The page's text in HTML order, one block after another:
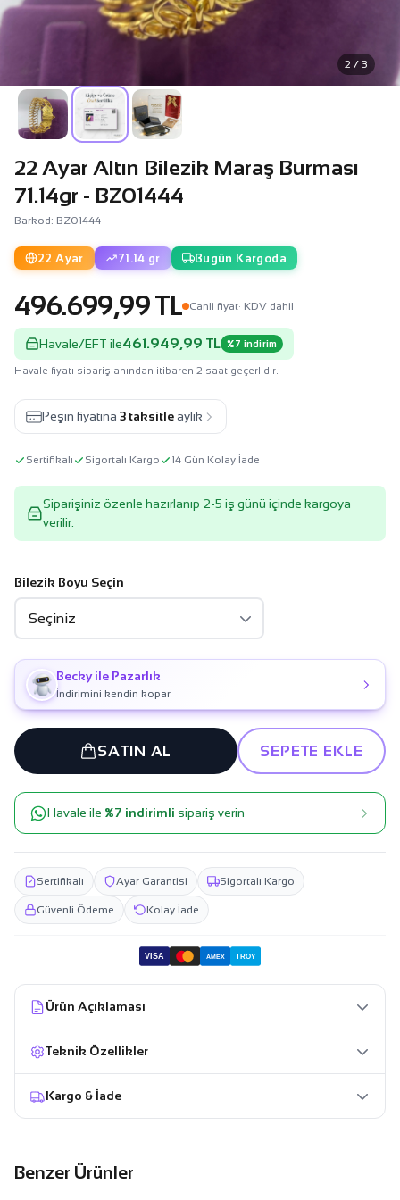
2 / 3
22 Ayar Altın Bilezik Maraş Burması
71.14gr - BZ01444
Barkod: BZ01444
22 Ayar 71.14 gr Bugün Kargoda
496.699,99 TL Canli fiyat· KDV dahil
Havale/EFT ile461.949,99 TL %7 indirim
Havale fiyatı sipariş anından itibaren 2 saat geçerlidir.
Peşin fiyatına 3 taksitle aylık
Sertifikalı Sigortalı Kargo 14 Gün Kolay İade
Siparişiniz özenle hazırlanıp 2-5 iş günü içinde kargoya
verilir.
Bilezik Boyu Seçin
Becky ile Pazarlık
İndirimini kendin kopar
SATIN AL SEPETE EKLE
Havale ile %7 indirimli sipariş verin
Sertifikalı Ayar Garantisi Sigortalı Kargo
Güvenli Ödeme Kolay İade
VISA AMEX TROY
Ürün Açıklaması
Teknik Özellikler
Kargo & İade
Benzer Ürünler